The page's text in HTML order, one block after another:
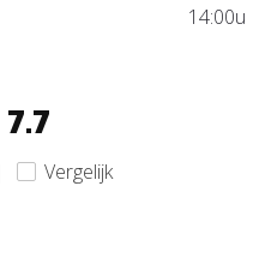
14:00u
Vergelijk